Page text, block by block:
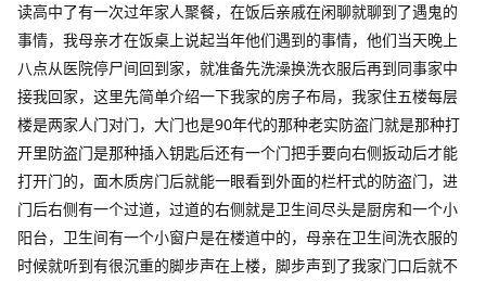
读高中了有一次过年家人聚餐，在饭后亲戚在闲聊就聊到了遇鬼的
事情，我母亲才在饭桌上说起当年他们遇到的事情，他们当天晚上
八点从医院停尸间回到家，就准备先洗澡换洗衣服后再到同事家中
接我回家，这里先简单介绍一下我家的房子布局，我家住五楼每层
楼是两家人门对门，大门也是90年代的那种老实防盗门就是那种打
开里防盗门是那种插入钥匙后还有一个门把手要向右侧扳动后才能
打开门的，面木质房门后就能一眼看到外面的栏杆式的防盗门，进
门后右侧有一个过道，过道的右侧就是卫生间尽头是厨房和一个小
阳台，卫生间有一个小窗户是在楼道中的，母亲在卫生间洗衣服的
时候就听到有很沉重的脚步声在上楼，脚步声到了我家门口后就不